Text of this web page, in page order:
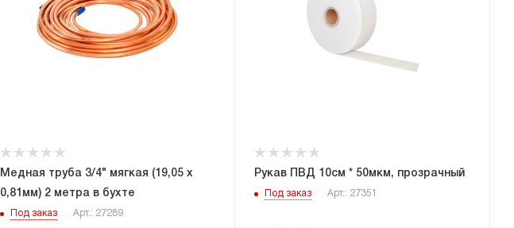
Медная труба 3/4" мягкая (19,05 x
0,81мм) 2 метра в бухте
Под заказ Арт.: 27289
Рукав ПВД 10см * 50мкм, прозрачный
Под заказ Арт.: 27351